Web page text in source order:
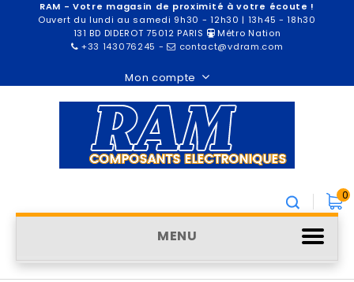
RAM - Votre magasin de proximité à votre écoute !
Ouvert du lundi au samedi 9h30 - 12h30 | 13h45 - 18h30
131 BD DIDEROT 75012 PARIS
Métro Nation
+33 143076245 - contact@vdram.com
Mon compte
0
MENU